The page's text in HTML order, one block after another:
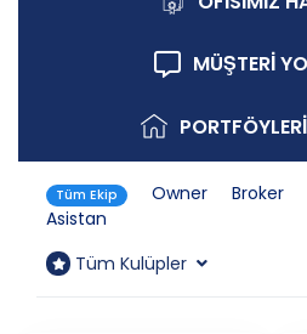
MÜŞTERİ
Tüm Ekip Owner Broker
Asistan
Tüm Kulüpler